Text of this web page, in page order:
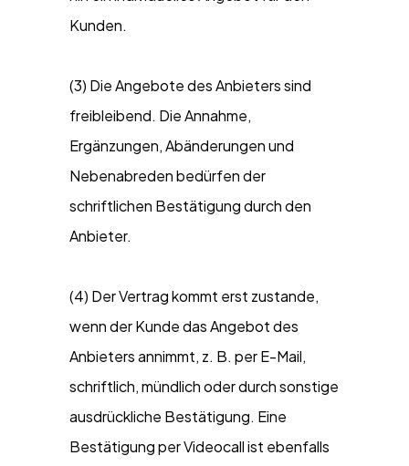
Kunden.
(3) Die Angebote des Anbieters sind
freibleibend. Die Annahme,
Ergänzungen, Abänderungen und
Nebenabreden bedürfen der
schriftlichen Bestätigung durch den
Anbieter.
(4) Der Vertrag kommt erst zustande,
wenn der Kunde das Angebot des
Anbieters annimmt, z. B. per E-Mail,
schriftlich, mündlich oder durch sonstige
ausdrückliche Bestätigung. Eine
Bestätigung per Videocall ist ebenfalls